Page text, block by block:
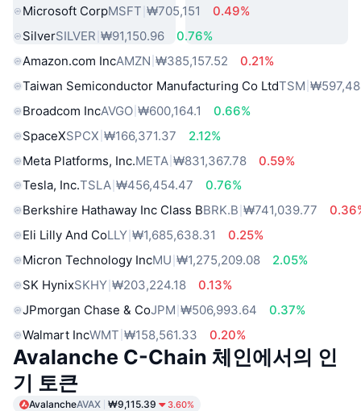
Microsoft CorpMSFT ₩705,151
0.49%
SilverSILVER ₩91,150.96
0.76%
Amazon.com IncAMZN ₩385,157.52
0.21%
Taiwan Semiconductor Manufacturing Co LtdTSM
Broadcom IncAVGO ₩600,164.1
0.66%
SpaceXSPCX ₩166,371.37
2.12%
Meta Platforms, Inc.META ₩831,367.78
0.59%
Tesla, Inc.TSLA ₩456,454.47
0.76%
Berkshire Hathaway Inc Class BBRK.B ₩741,039.77
Eli Lilly And CoLLY ₩1,685,638.31
0.25%
Micron Technology IncMU ₩1,275,209.08
2.05%
SK HynixSKHY ₩203,224.18
0.13%
JPmorgan Chase & CoJPM ₩506,993.64
0.37%
Walmart IncWMT ₩158,561.33 0.20%
Avalanche C-Chain 체인에서의 인
기 토큰
AvalancheAVAX ₩9,115.39 3.60%